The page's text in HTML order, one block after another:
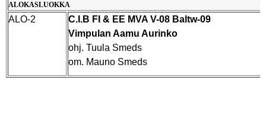
ALOKASLUOKKA
ALO-2
C.I.B FI & EE MVA V-08 Baltw-09
Vimpulan Aamu Aurinko
ohj. Tuula Smeds
om. Mauno Smeds